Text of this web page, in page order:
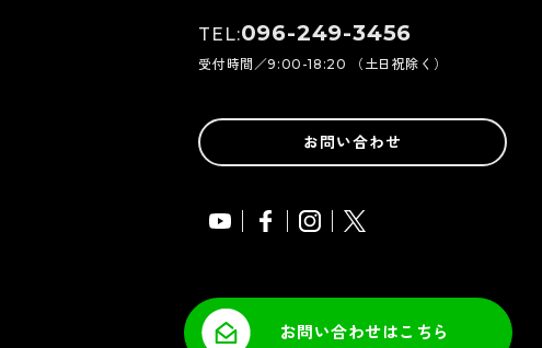
お問い合わせはこちら
TEL:096-249-3456
受付時間／9:00-18:20 （土日祝除く）
お問い合わせ